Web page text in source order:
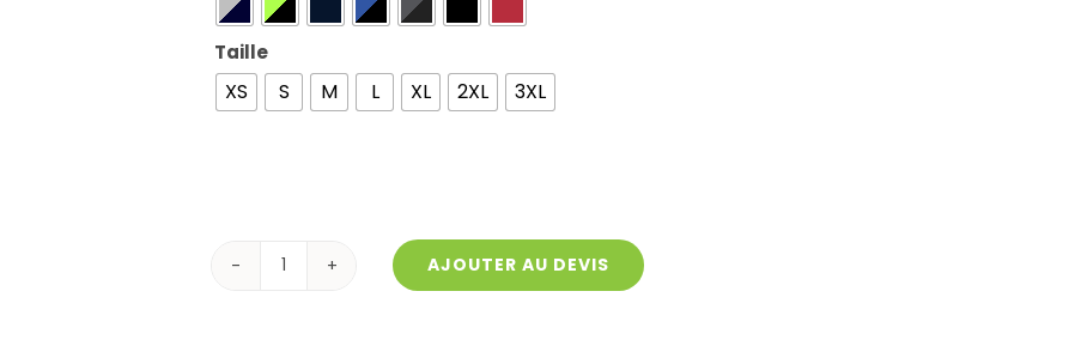
Taille
XS S M L XL 2XL 3XL
AJOUTER AU DEVIS